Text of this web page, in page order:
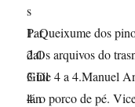
1. Queixume dos
2.Os arquivos do
3.De 4 a 4.Manuel
4. o porco de pé.